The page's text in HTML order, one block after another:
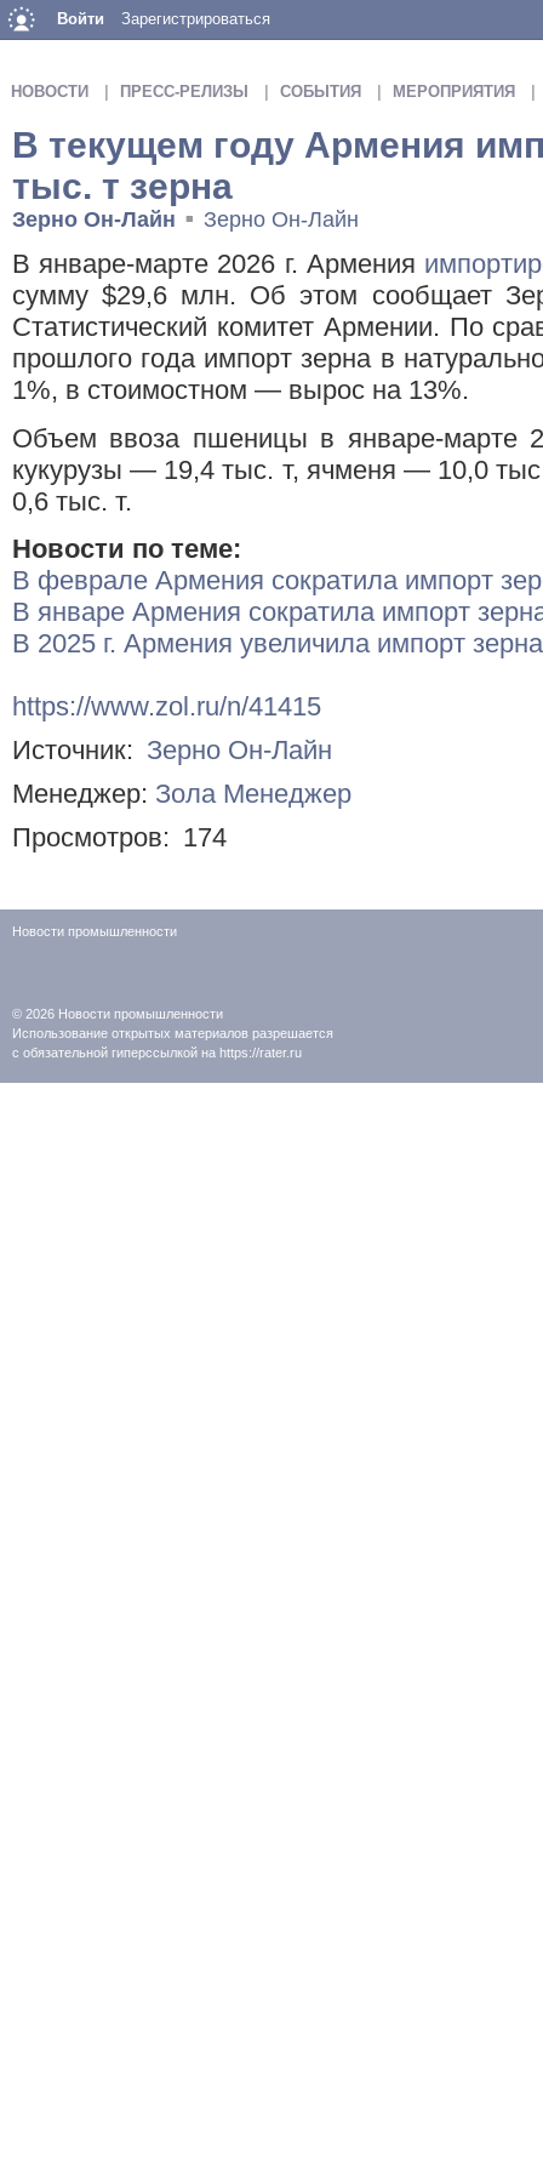
Войти Зарегистрироваться
НОВОСТИ ПРЕСС-РЕЛИЗЫ СОБЫТИЯ МЕРОПРИЯТИЯ
В текущем году Армения
тыс. т зерна
Зерно Он-Лайн ■ Зерно Он-Лайн
В январе-марте 2026 г. Армения
сумму $29,6 млн. Об этом сообщает
Статистический комитет Армении. По
прошлого года импорт зерна в
1%, в стоимостном — вырос на 13%.
Объем ввоза пшеницы в январе-марте
кукурузы — 19,4 тыс. т, ячменя — 10,0
0,6 тыс. т.
Новости по теме:
В феврале Армения сократила импорт
В январе Армения сократила импорт
В 2025 г. Армения увеличила импорт зерна
https://www.zol.ru/n/41415
Источник: Зерно Он-Лайн
Менеджер: Зола Менеджер
Просмотров: 174
Новости промышленности
© 2026 Новости промышленности
Использование открытых материалов разрешается
с обязательной гиперссылкой на https://rater.ru